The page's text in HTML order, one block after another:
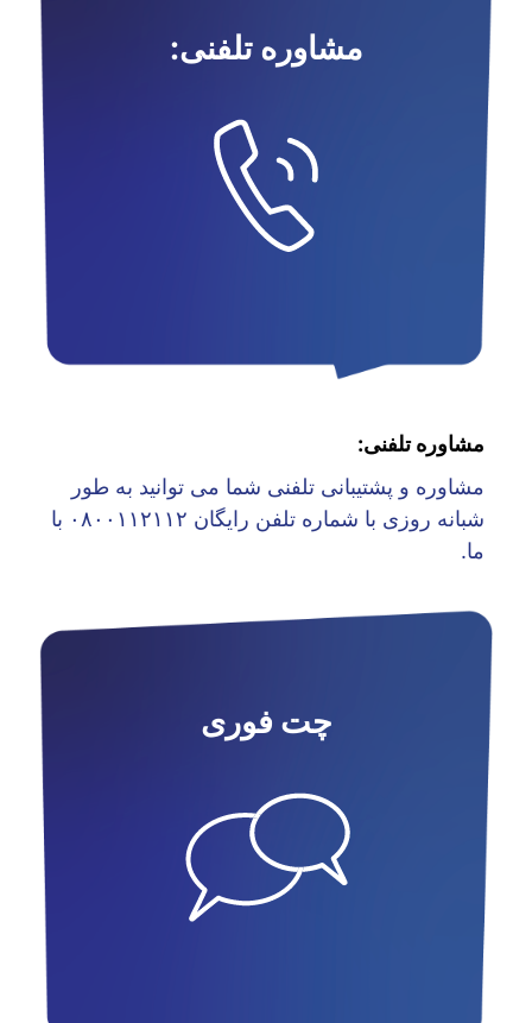
مشاوره تلفنی:
مشاوره تلفنی:
مشاوره و پشتیبانی تلفنی شما می توانید به طور
شبانه روزی با شماره تلفن رایگان ۰۸۰۰۱۱۲۱۱۲ با
ما.
چت فوری